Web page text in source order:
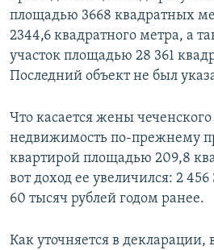
площадью 3668 квадратных
2344,6 квадратного метра, а
участок площадью 28 361
Последний объект не был
Что касается жены чеченского
недвижимость по-прежнему
квартирой площадью 209,8
вот доход ее увеличился: 2 456
60 тысяч рублей годом ранее.
Как уточняется в декларации,